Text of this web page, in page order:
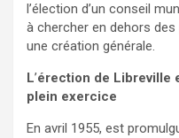
l’élection d’un conseil
à chercher en dehors
une création générale.
L’érection de Libreville
plein exercice
En avril 1955, est